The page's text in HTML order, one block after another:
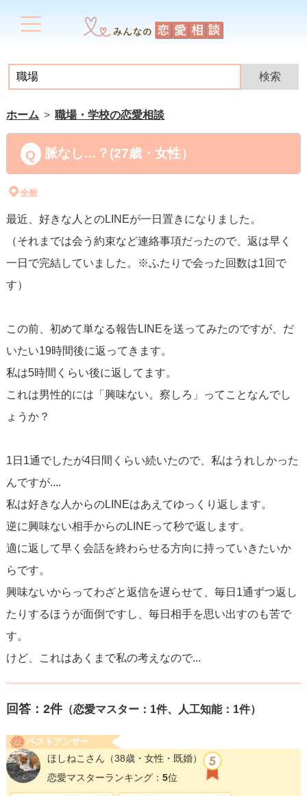
ホーム 職場・学校の恋愛相談
脈なし…？(27歳・女性）
全般
最近、好きな人とのLINEが一日置きになりました。
（それまでは会う約束など連絡事項だったので、返は早く
一日で完結していました。※ふたりで会った回数は1回で
す）
この前、初めて単なる報告LINEを送ってみたのですが、だ
いたい19時間後に返ってきます。
私は5時間くらい後に返してます。
これは男性的には「興味ない。察しろ」ってことなんでし
ょうか？
1日1通でしたが4日間くらい続いたので、私はうれしかった
んですが....
私は好きな人からのLINEはあえてゆっくり返します。
逆に興味ない相手からのLINEって秒で返します。
適に返して早く会話を終わらせる方向に持っていきたいか
らです。
興味ないからってわざと返信を遅らせて、毎日1通ずつ返し
たりするほうが面倒ですし、毎日相手を思い出すのも苦で
す。
けど、これはあくまで私の考えなので...
回答： 2件（恋愛マスター：1件、人工知能：1件）
ベストアンサー
ほしねこさん （38歳・女性・既婚）
恋愛マスターランキング： 5位